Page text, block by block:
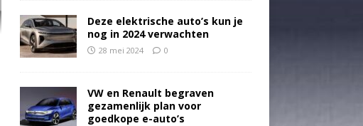
Deze elektrische auto’s kun je
nog in 2024 verwachten
28 mei 2024 0
VW en Renault begraven
gezamenlijk plan voor
goedkope e-auto’s